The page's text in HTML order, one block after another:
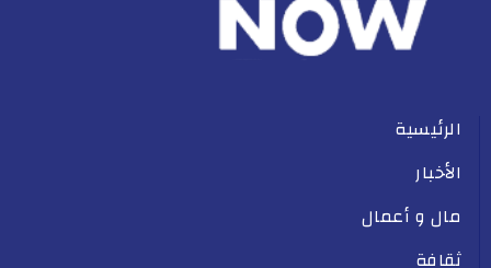
الرئيسية
الأخبار
مال و أعمال
ثقافة